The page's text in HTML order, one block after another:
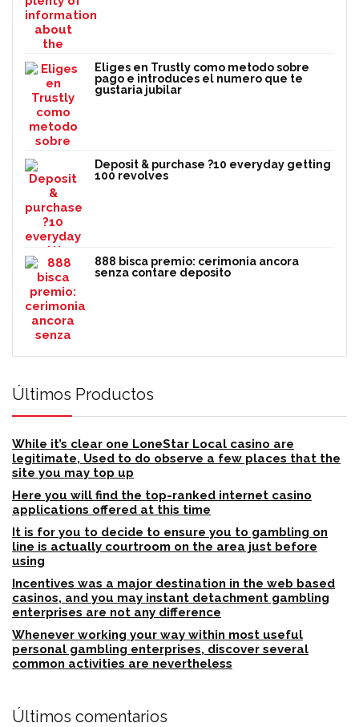
Eliges en Trustly como metodo sobre
pago e introduces el numero que te
gustaria jubilar
Deposit & purchase ?10 everyday getting
100 revolves
888 bisca premio: cerimonia ancora
senza contare deposito
Últimos Productos
While it’s clear one LoneStar Local casino are
legitimate, Used to do observe a few places that the
site you may top up
Here you will find the top-ranked internet casino
applications offered at this time
It is for you to decide to ensure you to gambling on
line is actually courtroom on the area just before
using
Incentives was a major destination in the web based
casinos, and you may instant detachment gambling
enterprises are not any difference
Whenever working your way within most useful
personal gambling enterprises, discover several
common activities are nevertheless
Últimos comentarios